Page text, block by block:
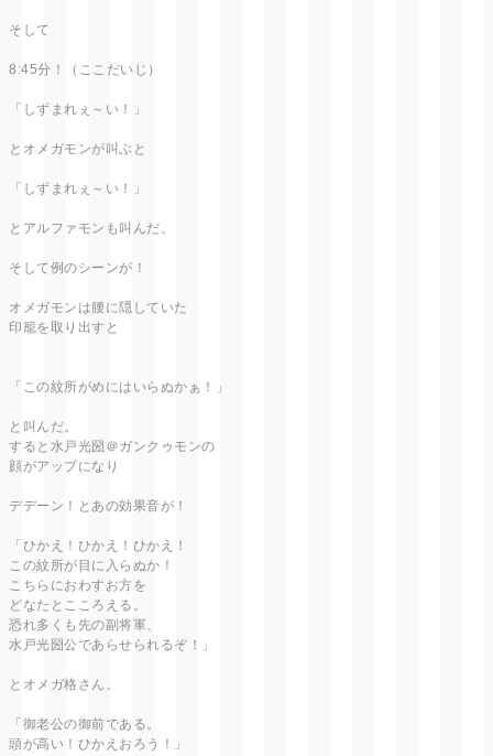
そして
8:45分！（ここだいじ）
「しずまれぇ～い！」
とオメガモンが叫ぶと
「しずまれぇ～い！」
とアルファモンも叫んだ。
そして例のシーンが！
オメガモンは腰に隠していた
印籠を取り出すと
「この紋所がめにはいらぬかぁ！」
と叫んだ。
すると水戸光圀＠ガンクゥモンの
顔がアップになり
デデーン！とあの効果音が！
「ひかえ！ひかえ！ひかえ！
この紋所が目に入らぬか！
こちらにおわすお方を
どなたとこころえる。
恐れ多くも先の副将軍、
水戸光圀公であらせられるぞ！」
とオメガ格さん。
「御老公の御前である。
頭が高い！ひかえおろう！」